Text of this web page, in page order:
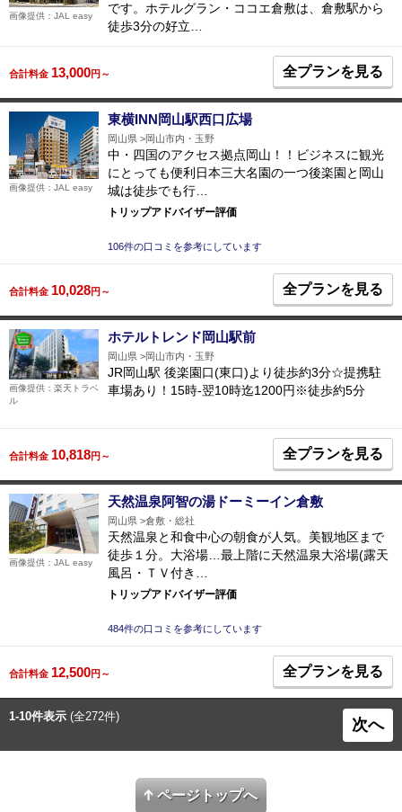
です。ホテルグラン・ココエ倉敷は、倉敷駅から
徒歩3分の好立…
画像提供：JAL easy
合計料金 13,000円～ 全プランを見る
東横INN岡山駅西口広場
岡山県 岡山市内・玉野
中・四国のアクセス拠点岡山！！ビジネスに観光
にとっても便利日本三大名園の一つ後楽園と岡山
城は徒歩でも行…
トリップアドバイザー評価
106件の口コミを参考にしています
画像提供：JAL easy
合計料金 10,028円～ 全プランを見る
ホテルトレンド岡山駅前
岡山県 岡山市内・玉野
JR岡山駅 後楽園口(東口)より徒歩約3分☆提携駐
車場あり！15時-翌10時迄1200円※徒歩約5分
画像提供：楽天トラベ
ル
合計料金 10,818円～ 全プランを見る
天然温泉阿智の湯ドーミーイン倉敷
岡山県 倉敷・総社
天然温泉と和食中心の朝食が人気。美観地区まで
徒歩１分。大浴場…最上階に天然温泉大浴場(露天
風呂・ＴＶ付き…
トリップアドバイザー評価
484件の口コミを参考にしています
画像提供：JAL easy
合計料金 12,500円～ 全プランを見る
1-10件表示 (全272件) 次へ
ページトップへ